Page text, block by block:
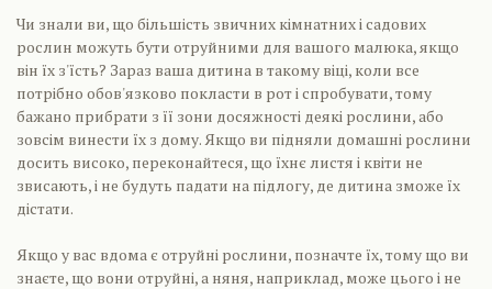
Чи знали ви, що більшість звичних кімнатних і садових
рослин можуть бути отруйними для вашого малюка, якщо
він їх з'їсть? Зараз ваша дитина в такому віці, коли все
потрібно обов'язково покласти в рот і спробувати, тому
бажано прибрати з її зони досяжності деякі рослини, або
зовсім винести їх з дому. Якщо ви підняли домашні рослини
досить високо, переконайтеся, що їхнє листя і квіти не
звисають, і не будуть падати на підлогу, де дитина зможе їх
дістати.
Якщо у вас вдома є отруйні рослини, позначте їх, тому що ви
знаєте, що вони отруйні, а няня, наприклад, може цього і не